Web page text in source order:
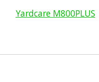
Yardcare M800PLUS